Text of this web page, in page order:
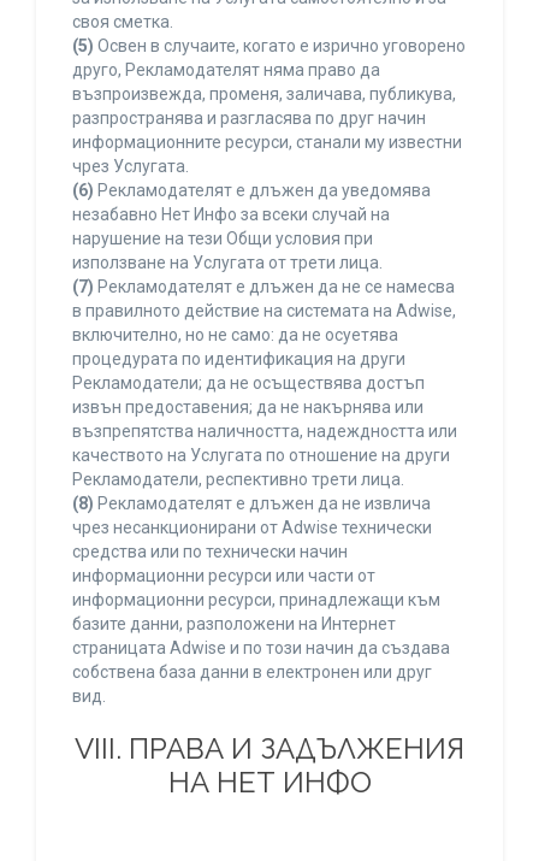
своя сметка.
(5) Освен в случаите, когато е изрично уговорено
друго, Рекламодателят няма право да
възпроизвежда, променя, заличава, публикува,
разпространява и разгласява по друг начин
информационните ресурси, станали му известни
чрез Услугата.
(6) Рекламодателят е длъжен да уведомява
незабавно Нет Инфо за всеки случай на
нарушение на тези Общи условия при
използване на Услугата от трети лица.
(7) Рекламодателят е длъжен да не се намесва
в правилното действие на системата на Adwise,
включително, но не само: да не осуетява
процедурата по идентификация на други
Рекламодатели; да не осъществява достъп
извън предоставения; да не накърнява или
възпрепятства наличността, надеждността или
качеството на Услугата по отношение на други
Рекламодатели, респективно трети лица.
(8) Рекламодателят е длъжен да не извлича
чрез несанкционирани от Adwise технически
средства или по технически начин
информационни ресурси или части от
информационни ресурси, принадлежащи към
базите данни, разположени на Интернет
страницата Adwise и по този начин да създава
собствена база данни в електронен или друг
вид.
VIII. ПРАВА И ЗАДЪЛЖЕНИЯ
НА НЕТ ИНФО